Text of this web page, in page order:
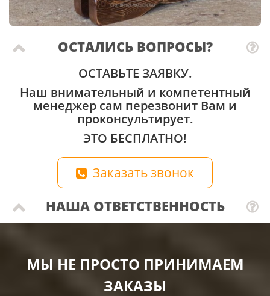
ОСТАЛИСЬ ВОПРОСЫ?
ОСТАВЬТЕ ЗАЯВКУ.
Наш внимательный и компетентный
менеджер сам перезвонит Вам и
проконсультирует.
ЭТО БЕСПЛАТНО!
Заказать звонок
НАША ОТВЕТСТВЕННОСТЬ
МЫ НЕ ПРОСТО ПРИНИМАЕМ
ЗАКАЗЫ